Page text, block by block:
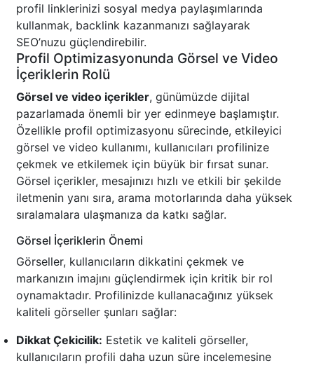
profil linklerinizi sosyal medya paylaşımlarında
kullanmak, backlink kazanmanızı sağlayarak
SEO’nuzu güçlendirebilir.
Profil Optimizasyonunda Görsel ve Video
İçeriklerin Rolü
Görsel ve video içerikler, günümüzde dijital
pazarlamada önemli bir yer edinmeye başlamıştır.
Özellikle profil optimizasyonu sürecinde, etkileyici
görsel ve video kullanımı, kullanıcıları profilinize
çekmek ve etkilemek için büyük bir fırsat sunar.
Görsel içerikler, mesajınızı hızlı ve etkili bir şekilde
iletmenin yanı sıra, arama motorlarında daha yüksek
sıralamalara ulaşmanıza da katkı sağlar.
Görsel İçeriklerin Önemi
Görseller, kullanıcıların dikkatini çekmek ve
markanızın imajını güçlendirmek için kritik bir rol
oynamaktadır. Profilinizde kullanacağınız yüksek
kaliteli görseller şunları sağlar:
Dikkat Çekicilik: Estetik ve kaliteli görseller,
kullanıcıların profili daha uzun süre incelemesine